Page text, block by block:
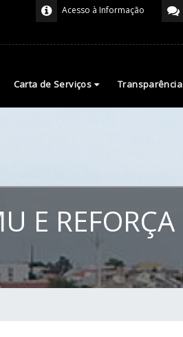
Acesso à Informação
Carta de Serviços Transparência
E REFORÇA